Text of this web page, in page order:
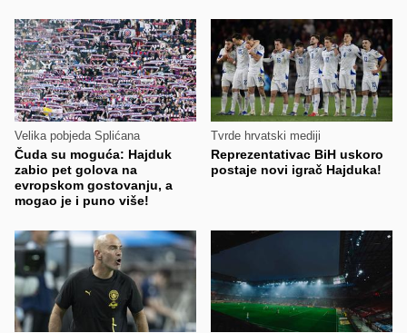
Velika pobjeda Splićana
Čuda su moguća: Hajduk
zabio pet golova na
evropskom gostovanju, a
mogao je i puno više!
Tvrde hrvatski mediji
Reprezentativac BiH uskoro
postaje novi igrač Hajduka!